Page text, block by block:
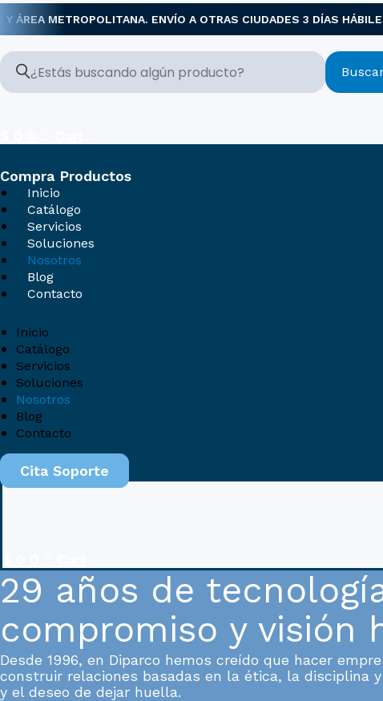
Ir
al
contenido
METROPOLITANA. ENVÍO A OTRAS CIUDADES 3 DÍAS HÁBILES
Compra Productos
Inicio
Catálogo
Servicios
Soluciones
Nosotros
Blog
Contacto
Inicio
Catálogo
Servicios
Soluciones
Nosotros
Blog
Contacto
Cita Soporte
29 años de
compromiso y visión
Desde 1996, en Diparco hemos creído que hacer
construir relaciones basadas en la ética, la disciplina
y el deseo de dejar huella.